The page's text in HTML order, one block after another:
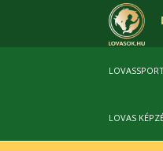
LOVAS